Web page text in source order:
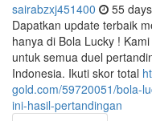
sairabzxj451400 55
Dapatkan update terbaik
hanya di Bola Lucky !
untuk semua duel
Indonesia. Ikuti skor total
gold.com/59720051/bola-
ini-hasil-pertandingan